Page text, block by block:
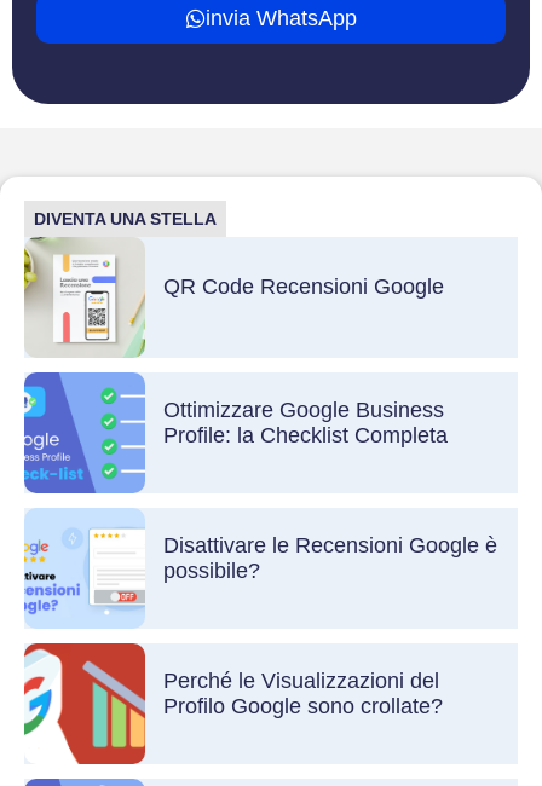
invia WhatsApp
DIVENTA UNA STELLA
QR Code Recensioni Google
Ottimizzare Google Business
Profile: la Checklist Completa
Disattivare le Recensioni Google è
possibile?
Perché le Visualizzazioni del
Profilo Google sono crollate?